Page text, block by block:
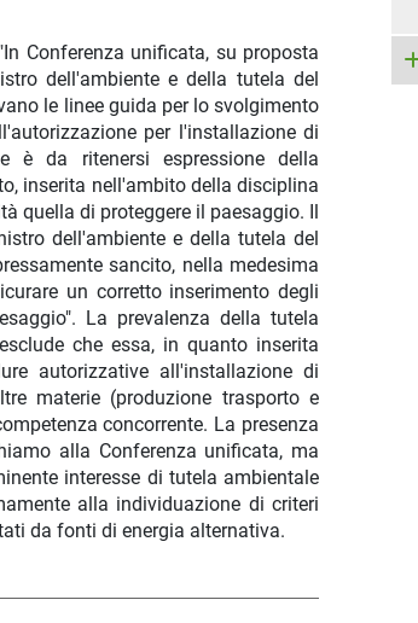
Conferenza unificata, su proposta
dell'ambiente e della tutela del
le linee guida per lo svolgimento
per l'installazione di
è da ritenersi espressione della
inserita nell'ambito della disciplina
quella di proteggere il paesaggio. Il
dell'ambiente e della tutela del
sancito, nella medesima
un corretto inserimento degli
La prevalenza della tutela
che essa, in quanto inserita
autorizzative all'installazione di
materie (produzione trasporto e
concorrente. La presenza
alla Conferenza unificata, ma
interesse di tutela ambientale
alla individuazione di criteri
da fonti di energia alternativa.